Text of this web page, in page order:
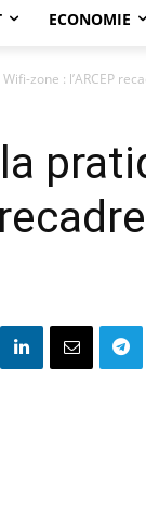
ECONOMIE
zone : l’ARCEP